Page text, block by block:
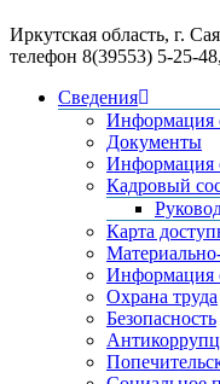
Иркутская область, г.
телефон 8(39553) 5-25-
Сведения
Информация
Документы
Информация
Кадровый
Карта
Информация
Охрана труда
Безопасность